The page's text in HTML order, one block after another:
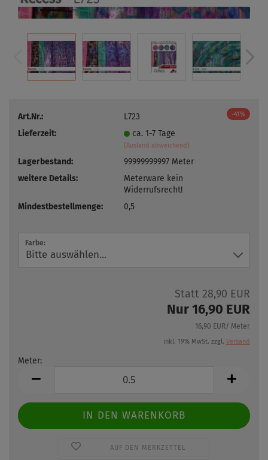
-41%
Art.Nr.:
L723
Lieferzeit:
ca. 1-7 Tage
(Ausland abweichend)
Lagerbestand: 99999999997 Meter
weitere Details:
Meterware kein
Widerrufsrecht!
Mindestbestellmenge:
0,5
Farbe:
Statt 28,90 EUR
Nur 16,90 EUR
16,90 EUR/ Meter
inkl. 19% MwSt. zzgl. Versand
Meter:
AUF DEN MERKZETTEL